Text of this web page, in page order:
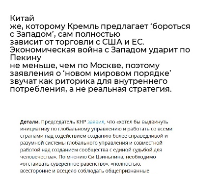
Китай
же, которому Кремль предлагает ‘бороться
с Западом’, сам полностью
зависит от торговли с США и ЕС.
Экономическая война с Западом ударит по
Пекину
не меньше, чем по Москве, поэтому
заявления о ‘новом мировом порядке’
звучат как риторика для внутреннего
потребления, а не реальная стратегия.